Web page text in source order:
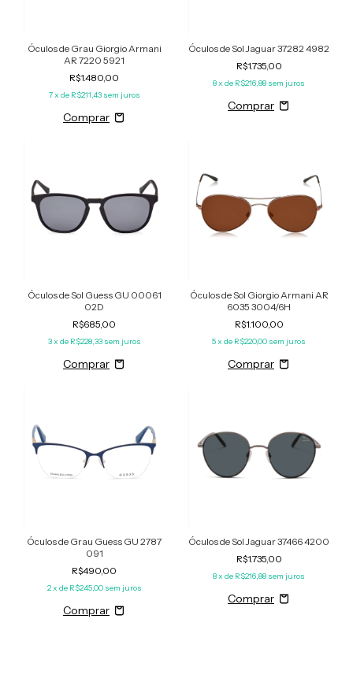
Óculos de Grau Giorgio Armani
AR 7220 5921
R$1.480,00
7x de R$211,43 sem juros
Óculos de Sol Jaguar 37282 4982
R$1.735,00
8x de R$216,88 sem juros
Óculos de Sol Guess GU 00061
02D
R$685,00
3x de R$228,33 sem juros
Óculos de Sol Giorgio Armani AR
6035 3004/6H
R$1.100,00
5x de R$220,00 sem juros
Óculos de Grau Guess GU 2787
091
R$490,00
2x de R$245,00 sem juros
Óculos de Sol Jaguar 37466 4200
R$1.735,00
8x de R$216,88 sem juros